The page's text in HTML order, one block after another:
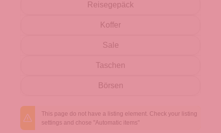
Reisegepäck
Koffer
Sale
Taschen
Börsen
This page do not have a listing element. Check your listing
settings and chose "Automatic items"